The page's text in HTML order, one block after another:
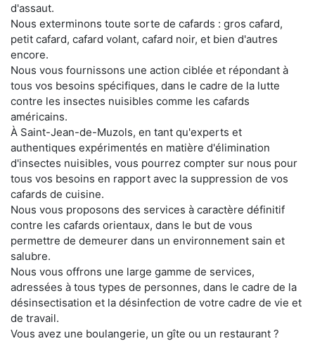
d'assaut.
Nous exterminons toute sorte de cafards : gros cafard,
petit cafard, cafard volant, cafard noir, et bien d'autres
encore.
Nous vous fournissons une action ciblée et répondant à
tous vos besoins spécifiques, dans le cadre de la lutte
contre les insectes nuisibles comme les cafards
américains.
À Saint-Jean-de-Muzols, en tant qu'experts et
authentiques expérimentés en matière d'élimination
d'insectes nuisibles, vous pourrez compter sur nous pour
tous vos besoins en rapport avec la suppression de vos
cafards de cuisine.
Nous vous proposons des services à caractère définitif
contre les cafards orientaux, dans le but de vous
permettre de demeurer dans un environnement sain et
salubre.
Nous vous offrons une large gamme de services,
adressées à tous types de personnes, dans le cadre de la
désinsectisation et la désinfection de votre cadre de vie et
de travail.
Vous avez une boulangerie, un gîte ou un restaurant ?